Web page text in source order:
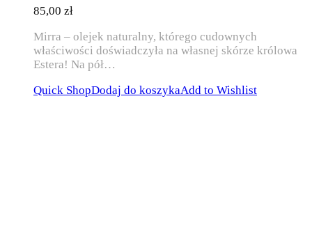
85,00 zł
Mirra – olejek naturalny, którego cudownych
właściwości doświadczyła na własnej skórze królowa
Estera! Na pół…
Quick ShopDodaj do koszykaAdd to Wishlist